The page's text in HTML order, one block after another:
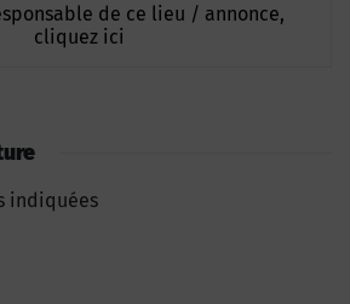
de ce lieu / annonce,
cliquez ici
indiquées